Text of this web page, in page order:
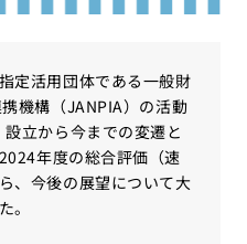
定活用団体である一般財
機構（JANPIA）の活動
立から今までの変遷と
年度の総合評価（速
、今後の展望について大
。